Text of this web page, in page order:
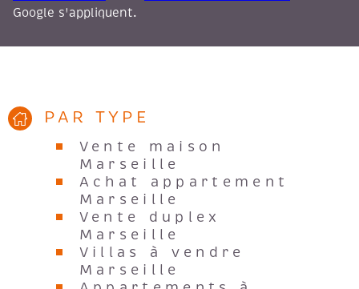
Google s'appliquent.
PAR TYPE
Vente maison
Marseille
Achat appartement
Marseille
Vente duplex
Marseille
Villas à vendre
Marseille